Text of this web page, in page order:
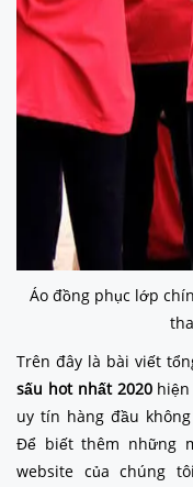
Áo đồng phục lớp
Trên đây là bài viết
sấu hot nhất 2020hiện
uy tín hàng đầu
Để biết thêm những
website của chúng